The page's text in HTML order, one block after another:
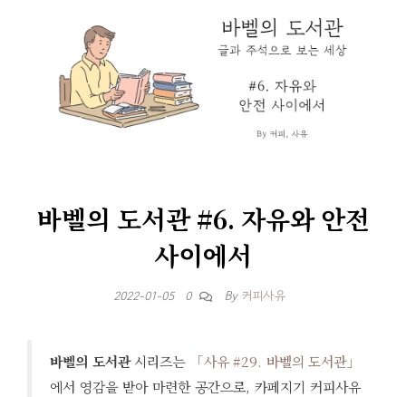
바벨의 도서관 #6. 자유와 안전
사이에서
2022-01-05 0 By 커피사유
바벨의 도서관시리즈는
「사유 #29. 바벨의 도서관」
에서 영감을 받아 마련한 공간으로, 카페지기 커피사유